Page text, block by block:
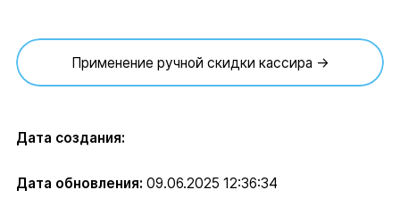
Применение ручной скидки кассира →
Дата создания:
Дата обновления: 09.06.2025 12:36:34